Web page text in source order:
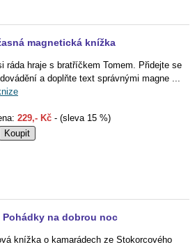
magnetická knížka
ráda hraje s bratříčkem Tomem. Přidejte se
a doplňte text správnými magne ...
229,- Kč - (sleva 15 %)
Pohádky na dobrou noc
knížka o kamarádech ze Stokorcového